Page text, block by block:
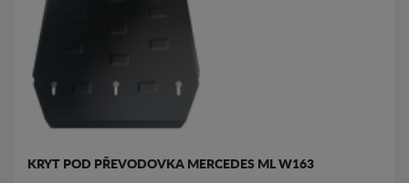
KRYT POD PŘEVODOVKA MERCEDES ML W163